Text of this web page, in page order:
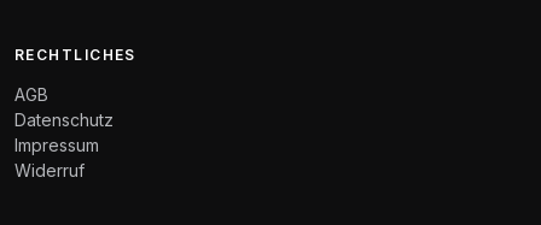
RECHTLICHES
AGB
Datenschutz
Impressum
Widerruf